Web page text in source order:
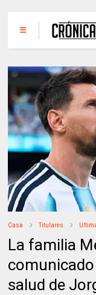
Casa Titulares
La familia
salud de